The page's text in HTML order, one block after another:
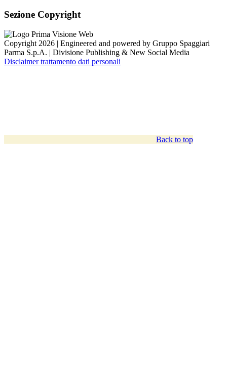
Sezione Copyright
Copyright 2026 | Engineered and powered by Gruppo Spaggiari
Parma S.p.A. | Divisione Publishing & New Social Media
Disclaimer trattamento dati personali
Back to top